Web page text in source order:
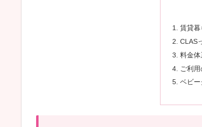
賃貸
CLAS
料金体
ご利
ベビー